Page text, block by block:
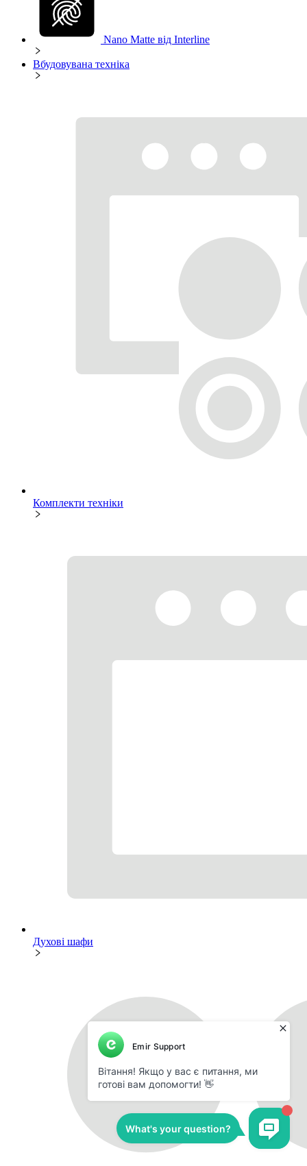
Nano Matte від Interline
Вбудовувана техніка
Комплекти техніки
Духові шафи